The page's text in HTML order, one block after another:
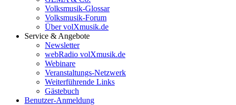
Volksmusik-Glossar
Volksmusik-Forum
Über volXmusik.de
Service & Angebote
Newsletter
webRadio volXmusik.de
Webinare
Veranstaltungs-Netzwerk
Weiterführende Links
Gästebuch
Benutzer-Anmeldung